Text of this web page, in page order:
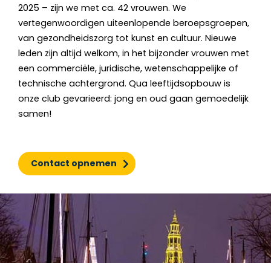
2025 – zijn we met ca. 42 vrouwen. We
vertegenwoordigen uiteenlopende beroepsgroepen,
van gezondheidszorg tot kunst en cultuur. Nieuwe
leden zijn altijd welkom, in het bijzonder vrouwen met
een commerciële, juridische, wetenschappelijke of
technische achtergrond. Qua leeftijdsopbouw is
onze club gevarieerd: jong en oud gaan gemoedelijk
samen!
Contact opnemen